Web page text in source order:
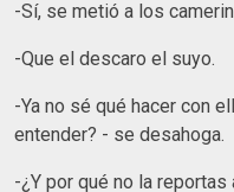
-Sí, se metió a los
-Que el descaro el suyo.
-Ya no sé qué hacer con
entender? - se desahoga.
-¿Y por qué no la